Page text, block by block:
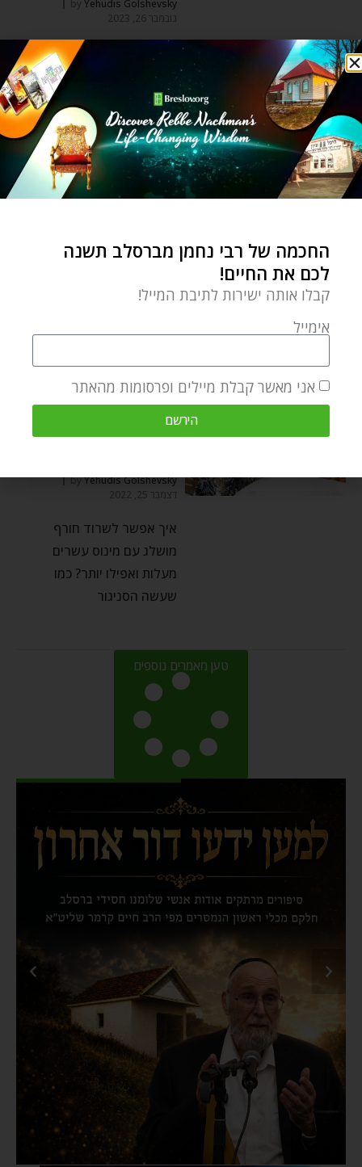
byYehudis Golshevsky
נובמבר 26, 2023
עשו את זה קודם עכשיו
תורכם: מנטרה אחת של רבי
נתן זה כל מה
השקפה וחכמה יהודית
מארבע העונות בשנה
אליה. למה זה
רבי נחמן
byYehudis Golshevsky
דצמבר 25, 2022
איך אפשר לשרוד חורף
מושלג עם מינוס עשרים
מעלות ואפילו יותר? כמו
שעשה הסניגור
טען מאמרים נוספים
החכמה של רבי נחמן מברסלב תשנה
לכם את החיים!
קבלו אותה ישירות לתיבת המייל!
אימייל
אני מאשר קבלת מיילים ופרסומות מהאתר
הירשם